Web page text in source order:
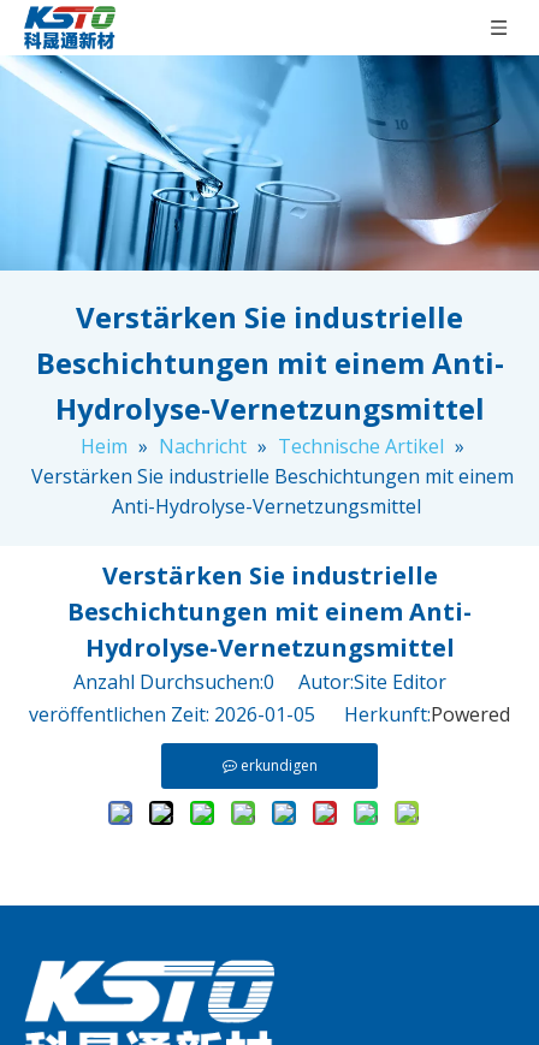
Verstärken Sie industrielle
Beschichtungen mit einem Anti-
Hydrolyse-Vernetzungsmittel
Heim » Nachricht » Technische Artikel »
Verstärken Sie industrielle Beschichtungen mit einem
Anti-Hydrolyse-Vernetzungsmittel
Verstärken Sie industrielle
Beschichtungen mit einem Anti-
Hydrolyse-Vernetzungsmittel
Anzahl Durchsuchen:0 Autor:Site Editor
veröffentlichen Zeit: 2026-01-05 Herkunft:Powered
erkundigen